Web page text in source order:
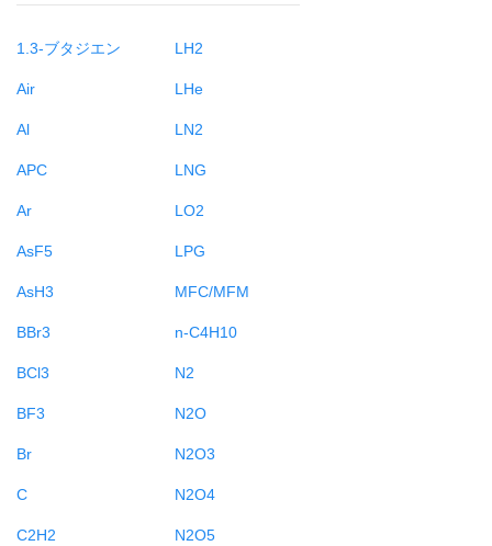
1.3-ブタジエン
Air
Al
APC
Ar
AsF5
AsH3
BBr3
BCl3
BF3
Br
C
C2H2
LH2
LHe
LN2
LNG
LO2
LPG
MFC/MFM
n-C4H10
N2
N2O
N2O3
N2O4
N2O5